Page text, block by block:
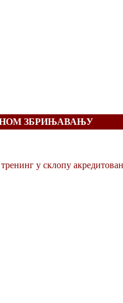
ЗБРИЊАВАЊУ
у склопу